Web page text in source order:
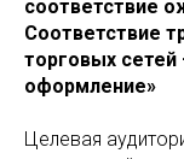
соответствие
Соответствие
торговых сетей
оформление»
Целевая